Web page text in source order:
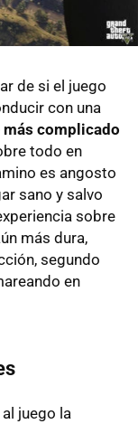
de si el juego
con una
más complicado
todo en
es angosto
sano y salvo
sobre
más dura,
segundo
en
juego la